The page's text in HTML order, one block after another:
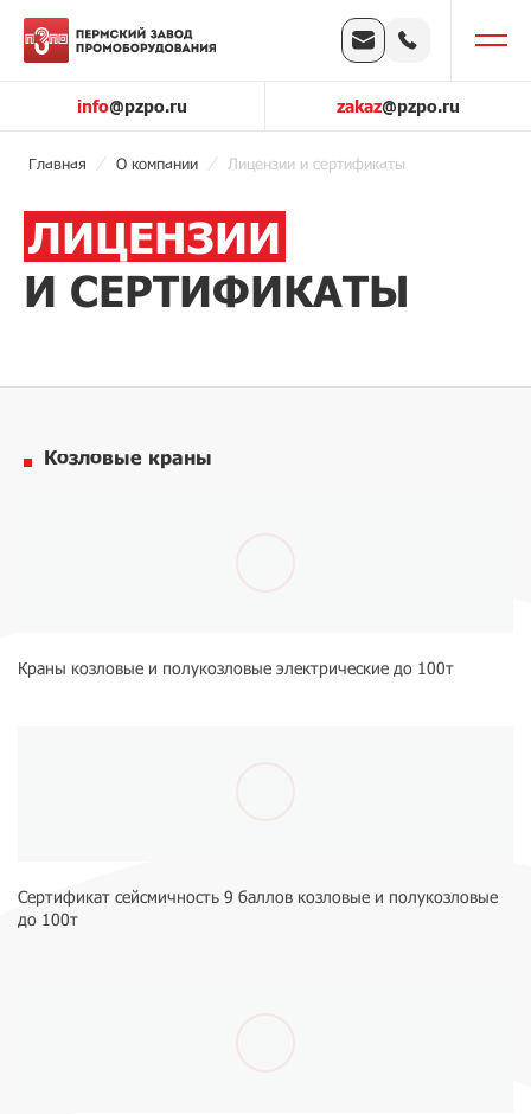
info@pzpo.ru zakaz@pzpo.ru
Главная О компании Лицензии и сертификаты
ЛИЦЕНЗИИ
И СЕРТИФИКАТЫ
Козловые краны
Краны козловые и полукозловые электрические до 100т
Сертификат сейсмичность 9 баллов козловые и полукозловые
до 100т